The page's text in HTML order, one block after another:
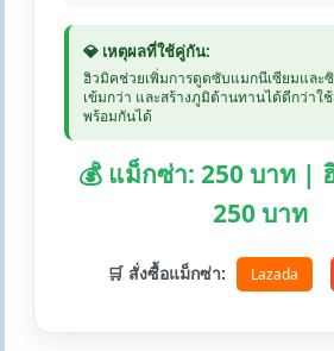
💎 เหตุผลที่ใช้คู่กัน:
ฮิวมิคช่วยเพิ่มการดูดซับแมกนีเซียมและ
เข้มกว่า และสร้างภูมิต้านทานได้ดีกว่าใ
พร้อมกันได้
💰 แม็กซ่า: 250 บาท |
250 บาท
🛒 สั่งซื้อแม็กซ่า: Lazada